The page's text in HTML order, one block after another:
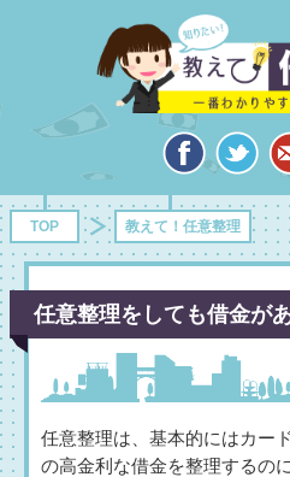
TOP 教えて！任意整理
任意整理をしても借金が
任意整理は、基本的にはカー
の高金利な借金を整理するの